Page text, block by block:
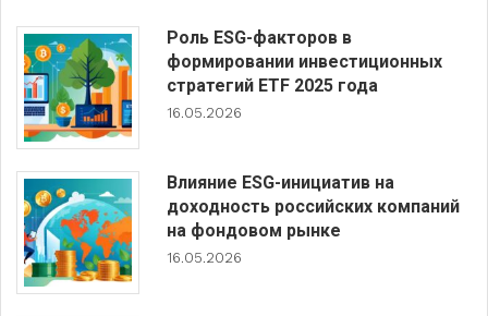
Роль ESG-факторов в
формировании инвестиционных
стратегий ETF 2025 года
16.05.2026
Влияние ESG-инициатив на
доходность российских компаний
на фондовом рынке
16.05.2026